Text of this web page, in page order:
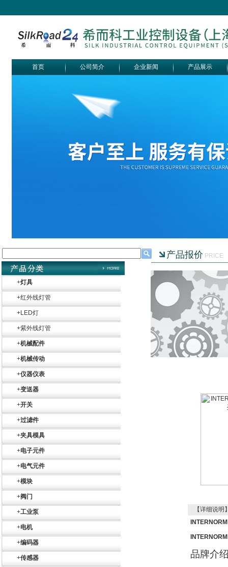
首页 公司简介 企业新闻 产品展示
+灯具
+红外线灯管
+LED灯
+紫外线灯管
+机械配件
+机械传动
+仪器仪表
+变送器
+开关
+过滤件
+夹具模具
+电子元件
+电气元件
+模块
+阀门
+工业泵
+电机
+编码器
+传感器
产品报价 PRICE
【详细说明
品牌介